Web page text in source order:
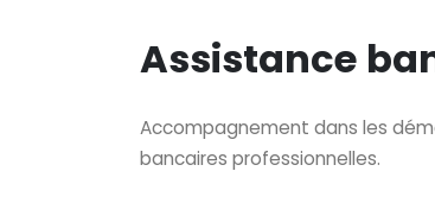
Assistance
Accompagnement dans les
bancaires professionnelles.